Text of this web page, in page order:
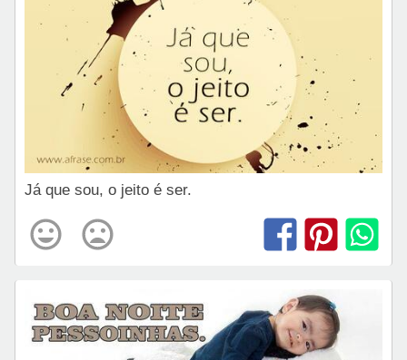
Já que sou, o jeito é ser.